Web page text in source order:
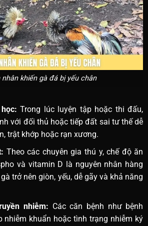
nhân khiến gà đá bị yếu chân
Trong lúc luyện tập hoặc thi đấu,
với đối thủ hoặc tiếp đất sai tư thế dễ
trật khớp hoặc rạn xương.
Theo các chuyên gia thú y, chế độ ăn
và vitamin D là nguyên nhân hàng
trở nên giòn, yếu, dễ gãy và khả năng
nhiễm: Các căn bệnh như bệnh
nhiễm khuẩn hoặc tình trạng nhiễm ký